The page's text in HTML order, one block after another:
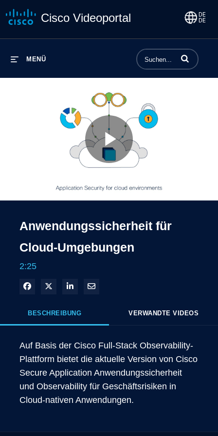
Cisco Videoportal
MENÜ Begriffe
Play
Anwendungssicherheit für
Cloud-Umgebungen
2:25
In Facebook freigeben
Teilen auf X
In LinkedIn teilen
Per E-Mail teilen
BESCHREIBUNG VERWANDTE VIDEOS
Auf Basis der Cisco Full-Stack Observability-
Plattform bietet die aktuelle Version von Cisco
Secure Application Anwendungssicherheit
und Observability für Geschäftsrisiken in
Cloud-nativen Anwendungen.